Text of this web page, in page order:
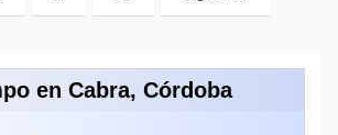
en Cabra, Córdoba